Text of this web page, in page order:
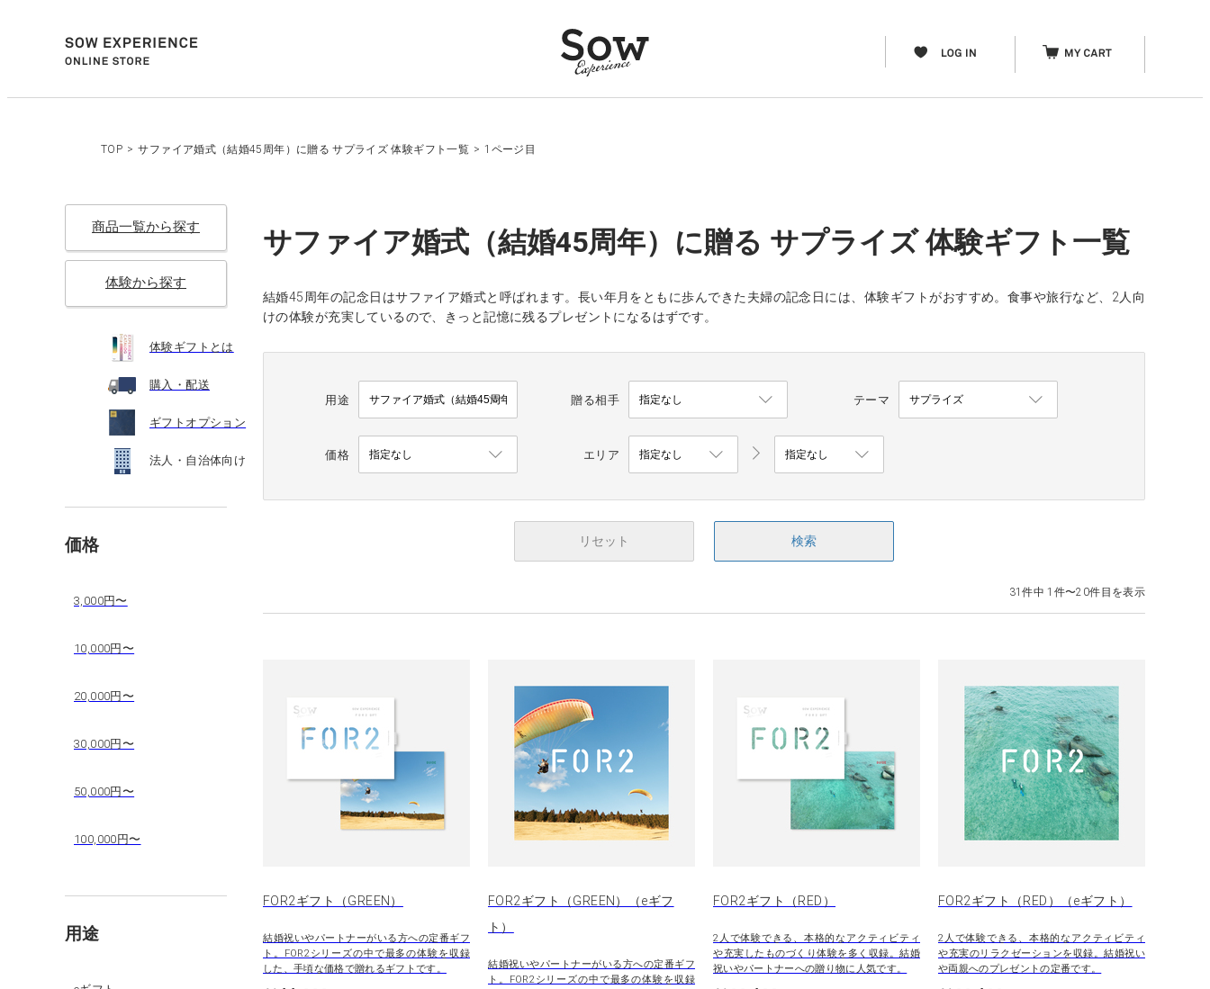
TOP > サファイア婚式（結婚45周年）に贈る サプライズ 体験ギフト一覧 > 1ページ目
商品一覧から探す
体験から探す
体験ギフトとは
購入・配送
ギフトオプション
法人・自治体向け
価格
3,000円〜
10,000円〜
20,000円〜
30,000円〜
50,000円〜
100,000円〜
用途
サファイア婚式（結婚45周年）に贈る サプライズ 体験ギフト一覧
結婚45周年の記念日はサファイア婚式と呼ばれます。長い年月をともに歩んできた夫婦の記念日には、体験ギフトがおすすめ。食事や旅行など、2人向
けの体験が充実しているので、きっと記憶に残るプレゼントになるはずです。
用途 贈る相手 テーマ
価格 エリア
リセット 検索
31件中 1件〜20件目を表示
FOR2ギフト（GREEN）
結婚祝いやパートナーがいる方への定番ギフ
ト。FOR2シリーズの中で最多の体験を収録
した、手頃な価格で贈れるギフトです。
FOR2ギフト（GREEN）（eギフ
ト）
結婚祝いやパートナーがいる方への定番ギフ
ト。FOR2シリーズの中で最多の体験を収録
FOR2ギフト（RED）
2人で体験できる、本格的なアクティビティ
や充実したものづくり体験を多く収録。結婚
祝いやパートナーへの贈り物に人気です。
FOR2ギフト（RED）（eギフト）
2人で体験できる、本格的なアクティビティ
や充実のリラクゼーションを収録。結婚祝い
や両親へのプレゼントの定番です。